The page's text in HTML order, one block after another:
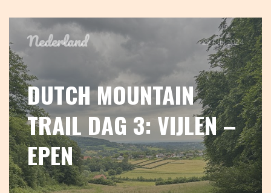
Nederland 29 JULI 2024
DUTCH MOUNTAIN
TRAIL DAG 3: VIJLEN –
EPEN